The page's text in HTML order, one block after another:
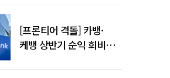
[프론티어 격돌] 카뱅·
케뱅 상반기 순익 희비…